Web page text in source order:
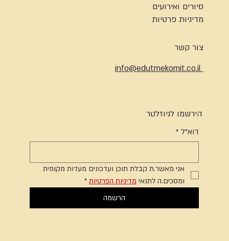
סיורים ואירועים
מדיניות פרטיות
צור קשר
info@edutmekomit.co.il
הירשמו לניוזלטר
דוא"ל *
אני מאשר.ת קבלת תוכן ועדכונים מעדות מקומית
ומסכים.ה לתנאי מדיניות הפרטיות *
הרשמה